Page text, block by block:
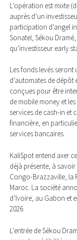
L’opération est mixte
auprès d’un
participation d’angel
Sonatel, Sékou
qu’investisseur early
Les fonds levés
d’automates de dépôt
conçues pour être
de mobile money et les
services de cash-in et
financière, en
services bancaires.
KaliSpot entend axer
déjà présente, à
Congo-Brazzaville, la
Maroc. La société
d’Ivoire, au Gabon et
2026.
L’entrée de Sékou